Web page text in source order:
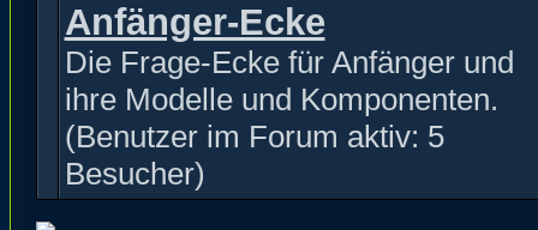
Anfänger-Ecke
Die Frage-Ecke für Anfänger und
ihre Modelle und Komponenten.
(Benutzer im Forum aktiv: 5
Besucher)